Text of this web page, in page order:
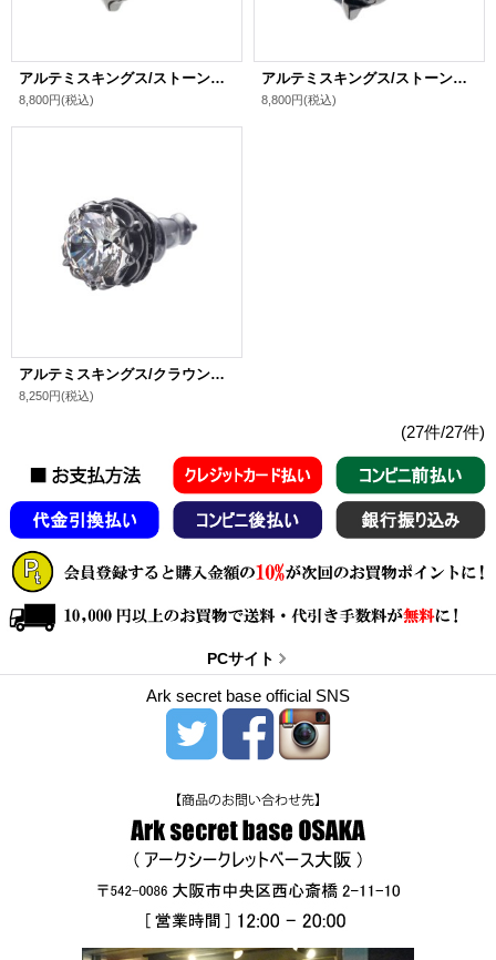
アルテミスキングス/ストーンリリィスタッドCL シルバ－925 メンズ ブランド
8,800円(税込)
アルテミスキングス/ストーンリリィスタッドBK シルバ－925 メンズ ブランド
8,800円(税込)
アルテミスキングス/クラウンストーンスタッドCL シルバ－925 メンズ ブランド
8,250円(税込)
(27件/27件)
PCサイト
Ark secret base official SNS